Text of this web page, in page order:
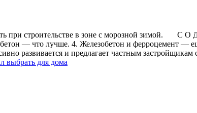
при строительстве в зоне с морозной зимой.
— что лучше. 4. Железобетон и ферроцемент —
развивается и предлагает частным
выбрать для дома